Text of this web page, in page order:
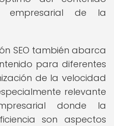
empresarial de la
SEO también abarca
para diferentes
de la velocidad
relevante
donde la
son aspectos